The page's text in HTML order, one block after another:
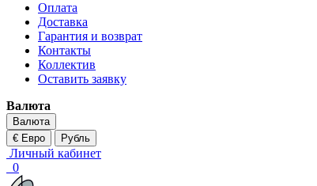
Оплата
Доставка
Гарантия и возврат
Контакты
Коллектив
Оставить заявку
Валюта
Валюта
€ Евро
Рубль
Личный кабинет
0